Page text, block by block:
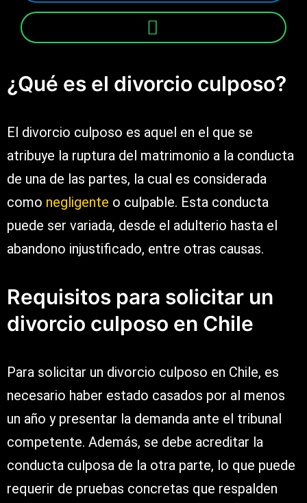
¿Qué es el divorcio culposo?
El divorcio culposo es aquel en el que se
atribuye la ruptura del matrimonio a la conducta
de una de las partes, la cual es considerada
como negligente o culpable. Esta conducta
puede ser variada, desde el adulterio hasta el
abandono injustificado, entre otras causas.
Requisitos para solicitar un
divorcio culposo en Chile
Para solicitar un divorcio culposo en Chile, es
necesario haber estado casados por al menos
un año y presentar la demanda ante el tribunal
competente. Además, se debe acreditar la
conducta culposa de la otra parte, lo que puede
requerir de pruebas concretas que respalden